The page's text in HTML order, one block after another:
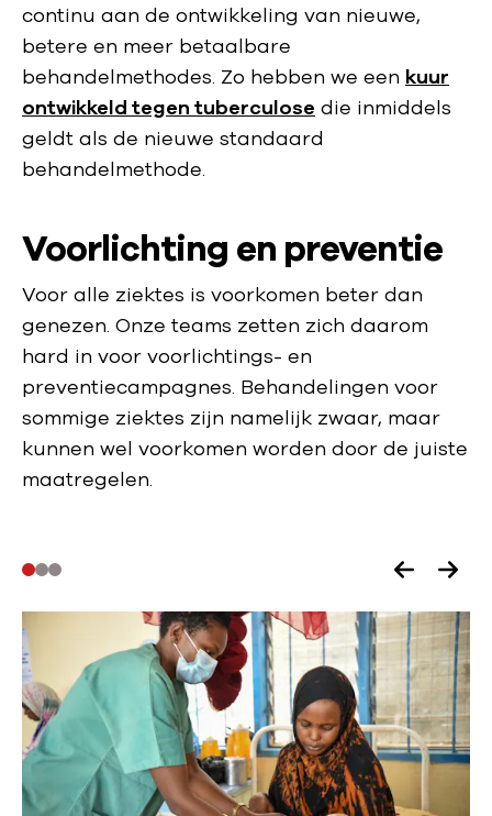
continu aan de ontwikkeling van nieuwe,
betere en meer betaalbare
behandelmethodes. Zo hebben we een kuur
ontwikkeld tegen tuberculose die inmiddels
geldt als de nieuwe standaard
behandelmethode.
Voorlichting en preventie
Voor alle ziektes is voorkomen beter dan
genezen. Onze teams zetten zich daarom
hard in voor voorlichtings- en
preventiecampagnes. Behandelingen voor
sommige ziektes zijn namelijk zwaar, maar
kunnen wel voorkomen worden door de juiste
maatregelen.
V
o
r
i
g
e
s
l
V
o
l
g
e
n
d